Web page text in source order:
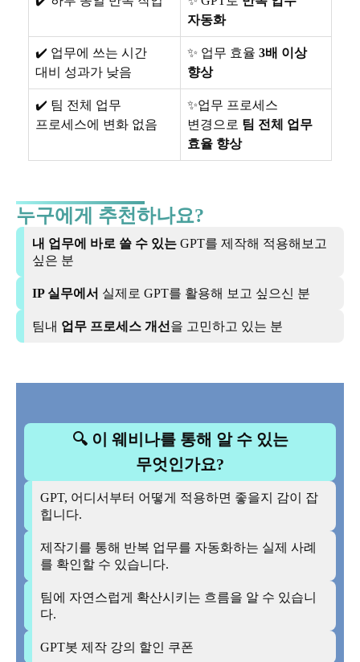
자동화
✔️ 업무에 쓰는 시간
대비 성과가 낮음
✨ 업무 효율 3배 이상
향상
✔️ 팀 전체 업무
프로세스에 변화 없음
✨업무 프로세스
변경으로 팀 전체 업무
효율 향상
누구에게 추천하나요?
내 업무에 바로 쓸 수 있는 GPT를 제작해 적용해보고
싶은 분
IP 실무에서 실제로 GPT를 활용해 보고 싶으신 분
팀내 업무 프로세스 개선 을 고민하고 있는 분
🔍 이 웨비나를 통해 알 수 있는
무엇인가요?
GPT, 어디서부터 어떻게 적용하면 좋을지 감이 잡
힙니다.
제작기를 통해 반복 업무를 자동화하는 실제 사례
를 확인할 수 있습니다.
팀에 자연스럽게 확산시키는 흐름을 알 수 있습니
다.
GPT봇 제작 강의 할인 쿠폰